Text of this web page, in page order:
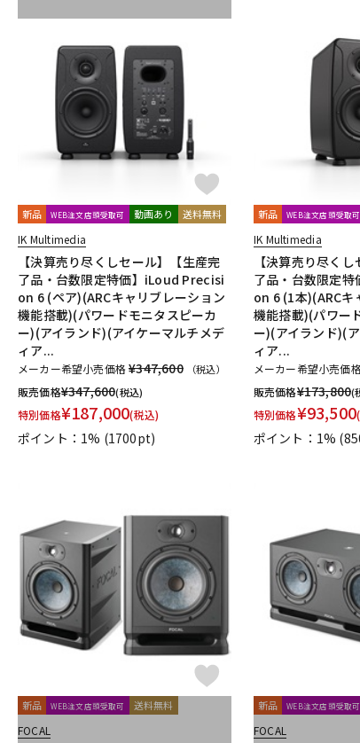
新品 WEB注文店頭受取可 動画あり 送料無料
IK Multimedia
【決算売り尽くしセール】【生産完
了品・台数限定特価】iLoud Precisi
on 6 (ペア)(ARCキャリブレーション
機能搭載)(パワードモニタスピーカ
ー)(アイランド)(アイケーマルチメデ
ィア...
メーカー希望小売価格¥347,600 （税込）
販売価格¥347,600(税込)
特別価格¥187,000(税込)
ポイント：1% (1700pt)
新品 WEB注文店頭受取可
IK Multimedia
【決算売り尽く
了品・台数限定
on 6 (1本)(ARCキ
機能搭載)(パワー
ー)(アイランド)(
ィア...
メーカー希望小売価
販売価格¥173,800(
特別価格¥93,500
ポイント：1%
新品 WEB注文店頭受取可 送料無料
FOCAL
新品 WEB注文店頭受取可
FOCAL